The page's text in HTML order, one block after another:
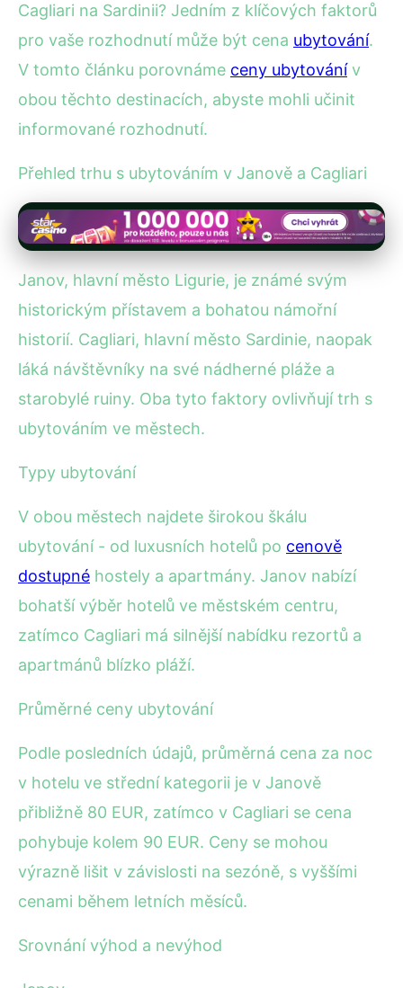
Cagliari na Sardinii? Jedním z klíčových faktorů
pro vaše rozhodnutí může být cena ubytování.
V tomto článku porovnáme ceny ubytovánív
obou těchto destinacích, abyste mohli učinit
informované rozhodnutí.
Přehled trhu s ubytováním v Janově a Cagliari
Janov, hlavní město Ligurie, je známé svým
historickým přístavem a bohatou námořní
historií. Cagliari, hlavní město Sardinie, naopak
láká návštěvníky na své nádherné pláže a
starobylé ruiny. Oba tyto faktory ovlivňují trh s
ubytováním ve městech.
Typy ubytování
V obou městech najdete širokou škálu
ubytování - od luxusních hotelů po cenově
dostupné hostely a apartmány. Janov nabízí
bohatší výběr hotelů ve městském centru,
zatímco Cagliari má silnější nabídku rezortů a
apartmánů blízko pláží.
Průměrné ceny ubytování
Podle posledních údajů, průměrná cena za noc
v hotelu ve střední kategorii je v Janově
přibližně 80 EUR, zatímco v Cagliari se cena
pohybuje kolem 90 EUR. Ceny se mohou
výrazně lišit v závislosti na sezóně, s vyššími
cenami během letních měsíců.
Srovnání výhod a nevýhod